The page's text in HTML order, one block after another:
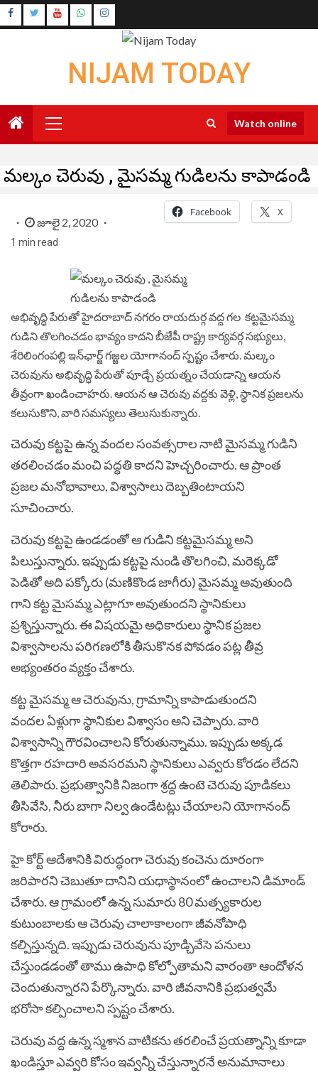
Skip
to
Instagram
NIJAM TODAY
Menu
Watch online
మల్కం చెరువు , మైసమ్మ గుడిలను కాపాడండి
జూలై 2, 2020
1 min read
Facebook X
అభివృద్ధి పేరుతో హైదరాబాద్ నగరం రాయదుర్గ వద్ద గల కట్టమైసమ్మ
గుడిని తొలగించడం భావ్యం కాదని బీజేపీ రాష్ట్ర కార్యవర్గ సభ్యులు,
శేరిలింగంపల్లి ఇన్‌ఛార్జ్ గజ్జల యోగానంద్ స్పష్టం చేశారు. మల్కం
చెరువును అభివృద్ధి పేరుతో పూడ్చే ప్రయత్నం చేయడాన్ని ఆయన
తీవ్రంగా ఖండించాహరు. ఆయన ఆ చెరువు వద్దకు వెళ్లి, స్థానిక ప్రజలను
కలుసుకొని, వారి సమస్యలు తెలుసుకున్నారు.
చెరువు కట్టపై ఉన్న వందల సంవత్సరాల నాటి మైసమ్మ గుడిని
తరలించడం మంచి పద్ధతి కాదని హెచ్చరించారు. ఆ ప్రాంత
ప్రజల మనోభావాలు, విశ్వాసాలు దెబ్బతింటాయని
సూచించారు.
చెరువు కట్టపై ఉండడంతో ఆ గుడిని కట్టమైసమ్మ అని
పిలుస్తున్నారు. ఇప్పుడు కట్టపై నుండి తొలగించి, మరెక్కడో
పెడితో అది పక్కోరు (మణికొండ జాగీరు) మైసమ్మ అవుతుంది
గాని కట్ట మైసమ్మ ఎట్లాగూ అవుతుందని స్థానికులు
ప్రశ్నిస్తున్నారు. ఈ విషయమై అధికారులు స్థానిక ప్రజల
విశ్వాసాలను పరిగణలోకి తీసుకొనక పోవడం పట్ల తీవ్ర
అభ్యంతరం వ్యక్తం చేశారు.
కట్ట మైసమ్మ ఆ చెరువును, గ్రామాన్ని కాపాడుతుందని
వందల ఏళ్లుగా స్థానికుల విశ్వాసం అని చెప్పారు. వారి
విశ్వాసాన్ని గౌరవించాలని కోరుతున్నాము. ఇప్పుడు అక్కడ
కొత్తగా రహదారి అవసరమని స్థానికులు ఎవ్వరు కోరడం లేదని
తెలిపారు. ప్రభుత్వానికి నిజంగా శ్రద్ద ఉంటె చెరువు పూడికలు
తీసివేసి, నీరు బాగా నిల్వ ఉండేటట్లు చేయాలని యోగానంద్
కోరారు.
హై కోర్ట్ ఆదేశానికి విరుద్ధంగా చెరువు కంచెను దూరంగా
జరిపారని చెబుతూ దానిని యధాస్థానంలో ఉంచాలని డిమాండ్
చేశారు. ఆ గ్రామంలో ఉన్న సుమారు 80 మత్స్యకారుల
కుటుంబాలకు ఆ చెరువు చాలాకాలంగా జీవనోపాధి
కల్పిస్తున్నది. ఇప్పుడు చెరువును పూడ్చివేసె పనులు
చేస్తుండడంతో తాము ఉపాధి కోల్పోతామని వారంతా ఆందోళన
చెందుతున్నారని పేర్కొన్నారు. వారి జీవనానికి ప్రభుత్వమే
భరోసా కల్పించాలని స్పష్టం చేశారు.
చెరువు వద్ద ఉన్న స్మశాన వాటికను తరలించే ప్రయత్నాన్ని కూడా
ఖండిస్తూ ఎవ్వరి కోసం ఇవ్వన్నీ చేస్తున్నారనే అనుమానాలు